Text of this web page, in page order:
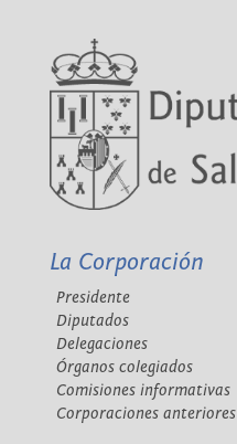
La Corporación
Presidente
Diputados
Delegaciones
Órganos colegiados
Comisiones informativas
Corporaciones anteriores